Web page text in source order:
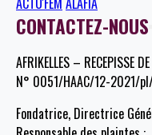
CONTACTEZ-NOUS
AFRIKELLES – RECEPISSE
N° 0051/HAAC/12-2021/
Fondatrice, Directrice